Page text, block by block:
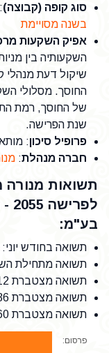
סוג קופה (קבוצה):
בשנה מסויימת
אפיק השקעות
השקעותיה בין
שיקול דעת מנהלי
החוסך. מסלולי
של החוסך, רמת
שנת הפרישה.
פרופיל סיכון:
חברה מנהלת:
תשואות
בע"מ:
תשואה בחודש יוני:
תשואה מתחילת
תשואה מצטברת 12 חודשים אחרונים
תשואה מצטברת 36 חודשים אחרונים
תשואה מצטברת 60 חודשים אחרונים
פרסום: